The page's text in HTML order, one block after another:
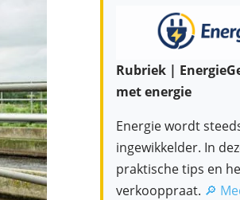
Rubriek |
met energie
Energie wordt
ingewikkelder. In
praktische tips en
verkooppraat. 🔎